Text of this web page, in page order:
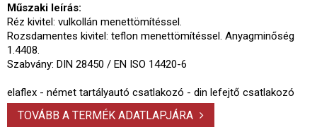
Műszaki leírás:
Réz kivitel: vulkollán menettömítéssel.
Rozsdamentes kivitel: teflon menettömítéssel. Anyagminőség
1.4408.
Szabvány: DIN 28450 / EN ISO 14420-6
elaflex - német tartályautó csatlakozó - din lefejtő csatlakozó
TOVÁBB A TERMÉK ADATLAPJÁRA